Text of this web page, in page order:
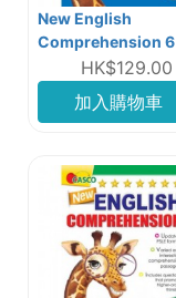
New English
Comprehension 6
HK$129.00
加入購物車